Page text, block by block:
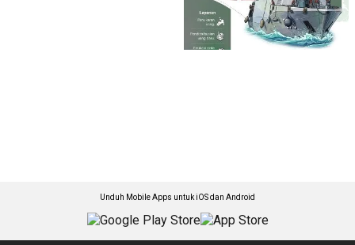
Unduh Mobile Apps untuk iOS dan Android